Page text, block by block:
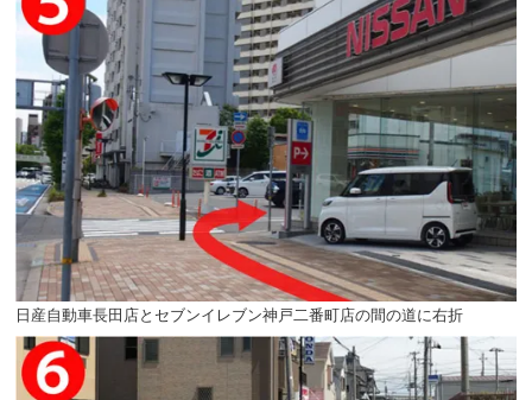
日産自動車長田店とセブンイレブン神戸二番町店の間の道に右折